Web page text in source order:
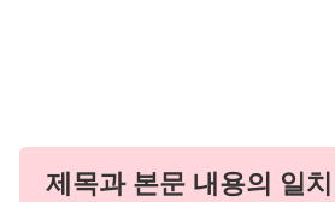
제목과 본문 내용의 일